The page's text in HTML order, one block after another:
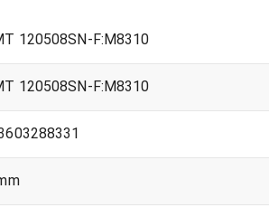
120508SN-F:M8310
120508SN-F:M8310